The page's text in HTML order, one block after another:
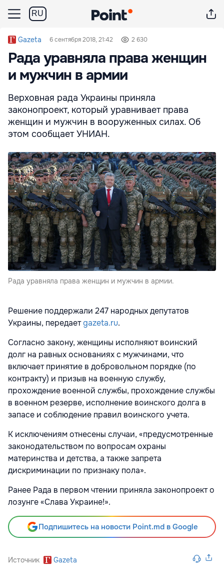
RU
Gazeta 6 сентября 2018, 21:42 2 630
Рада уравняла права женщин
и мужчин в армии
Верховная рада Украины приняла
законопроект, который уравнивает права
женщин и мужчин в вооруженных силах. Об
этом сообщает УНИАН.
Рада уравняла права женщин и мужчин в армии.
Решение поддержали 247 народных депутатов
Украины, передаетgazeta.ru.
Согласно закону, женщины исполняют воинский
долг на равных основаниях с мужчинами, что
включает принятие в добровольном порядке (по
контракту) и призыв на военную службу,
прохождение военной службы, прохождение службы
в военном резерве, исполнение воинского долга в
запасе и соблюдение правил воинского учета.
К исключениям отнесены случаи, «предусмотренные
законодательством по вопросам охраны
материнства и детства, а также запрета
дискриминации по признаку пола».
Ранее Рада в первом чтении приняла законопроект о
лозунге «Слава Украине!».
Подпишитесь на новости Point.md в Google
Источник Gazeta